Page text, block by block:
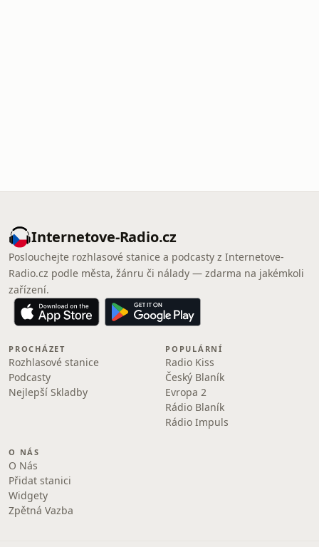
Internetove-Radio.cz
Poslouchejte rozhlasové stanice a podcasty z Internetove-
Radio.cz podle města, žánru či nálady — zdarma na jakémkoli
zařízení.
PROCHÁZET
Rozhlasové stanice
Podcasty
Nejlepší Skladby
POPULÁRNÍ
Radio Kiss
Český Blaník
Evropa 2
Rádio Blaník
Rádio Impuls
O NÁS
O Nás
Přidat stanici
Widgety
Zpětná Vazba